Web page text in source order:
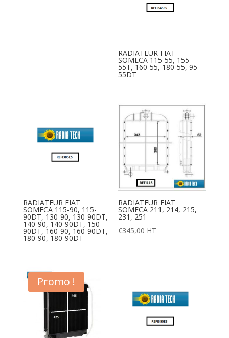
RADIATEUR FIAT
SOMECA 115-55, 155-
55T, 160-55, 180-55, 95-
55DT
RADIATEUR FIAT
SOMECA 115-90, 115-
90DT, 130-90, 130-90DT,
140-90, 140-90DT, 150-
90DT, 160-90, 160-90DT,
180-90, 180-90DT
RADIATEUR FIAT
SOMECA 211, 214, 215,
231, 251
€345,00 HT
Promo !